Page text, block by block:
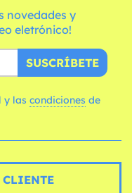
novedades y
eletrónico!
SUSCRÍBETE
y las condiciones